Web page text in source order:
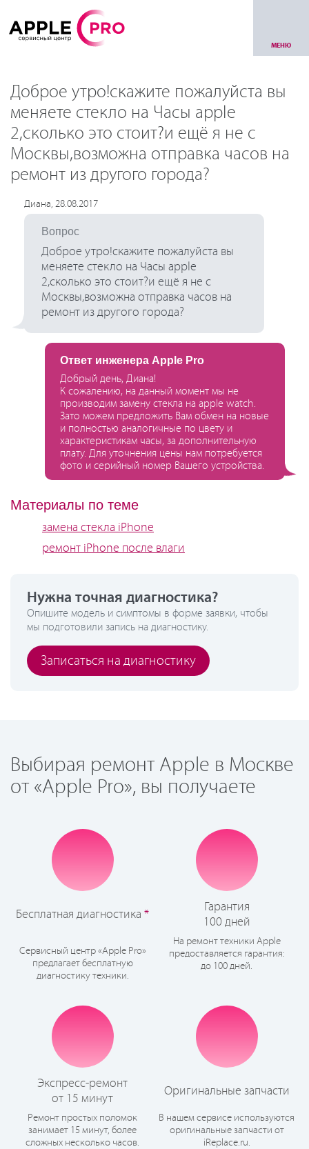
МЕНЮ
Доброе утро!скажите пожалуйста вы
меняете стекло на Часы apple
2,сколько это стоит?и ещё я не с
Москвы,возможна отправка часов на
ремонт из другого города?
Диана, 28.08.2017
Вопрос
Доброе утро!скажите пожалуйста вы
меняете стекло на Часы apple
2,сколько это стоит?и ещё я не с
Москвы,возможна отправка часов на
ремонт из другого города?
Ответ инженера Apple Pro
Добрый день, Диана!
К сожалению, на данный момент мы не
производим замену стекла на apple watch.
Зато можем предложить Вам обмен на новые
и полностью аналогичные по цвету и
характеристикам часы, за дополнительную
плату. Для уточнения цены нам потребуется
фото и серийный номер Вашего устройства.
Материалы по теме
замена стекла iPhone
ремонт iPhone после влаги
Нужна точная диагностика?
Опишите модель и симптомы в форме заявки, чтобы
мы подготовили запись на диагностику.
Записаться на диагностику
Выбирая ремонт Apple в Москве
от «Apple Pro», вы получаете
Бесплатная диагностика *
Сервисный центр «Apple Pro»
предлагает бесплатную
диагностику техники.
Гарантия
100 дней
На ремонт техники Apple
предоставляется гарантия:
до 100 дней.
Экспресс-ремонт
от 15 минут
Ремонт простых поломок
занимает 15 минут, более
сложных несколько часов.
Оригинальные запчасти
В нашем сервисе используются
оригинальные запчасти от
iReplace.ru.